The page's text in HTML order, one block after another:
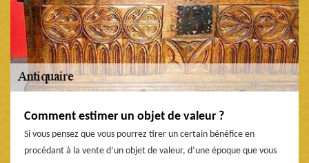
Comment estimer un objet de valeur ?
Si vous pensez que vous pourrez tirer un certain bénéfice en
procédant à la vente d’un objet de valeur, d’une époque que vous